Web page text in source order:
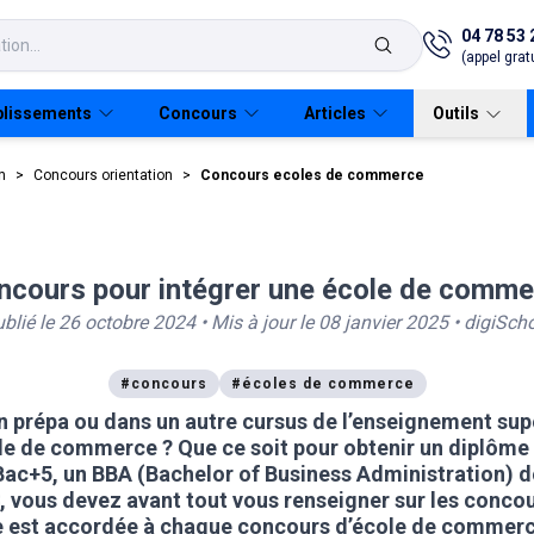
04 78 53
(appel
Bachelors
Masters
MSC
Mastères spécialisés
vidéo Humaines
IPAG Online
EFM Santé Social
EDAA - École d'Arts
EFM Fonction publique
Universités
IUT
Missions locales
Concours Articles
CAP
DUT
Licences
Masters
Outils
Tout sur Parcoursup Guide Parcoursup
Guide Alternance
> Concours orientation > Concours ecoles de commerce
pour intégrer une école de
le26 octobre 2024• Mis à jour le 08 janvier 2025•
# concours # écoles de commerce
prépa ou dans un autre cursus de l’enseignement
de commerce? Que ce soit pour obtenir un
un BBA (Bachelor of Business Administration)
vous devez avant tout vous renseigner sur les
accordée à chaque concours d’école de